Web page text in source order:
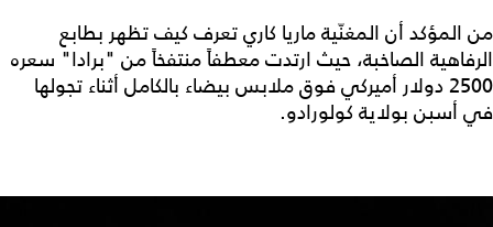
من المؤكد أن المغنّية ماريا كاري تعرف كيف تظهر بطابع
الرفاهية الصاخبة، حيث ارتدت معطفاً منتفخاً من "برادا" سعره
2500 دولار أميركي فوق ملابس بيضاء بالكامل أثناء تجولها
في أسبن بولاية كولورادو.